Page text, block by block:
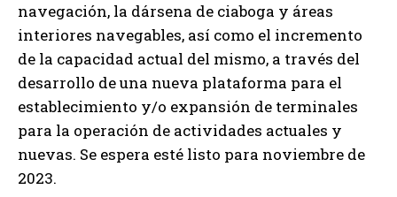
navegación, la dársena de ciaboga y áreas
interiores navegables, así como el incremento
de la capacidad actual del mismo, a través del
desarrollo de una nueva plataforma para el
establecimiento y/o expansión de terminales
para la operación de actividades actuales y
nuevas. Se espera esté listo para noviembre de
2023.